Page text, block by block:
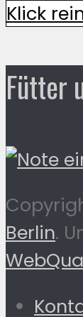
Klick
Fütter
Berlin.